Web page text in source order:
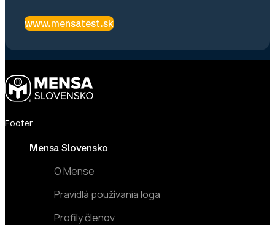
www.mensatest.sk
Footer
Mensa Slovensko
O Mense
Pravidlá používania loga
Profily členov